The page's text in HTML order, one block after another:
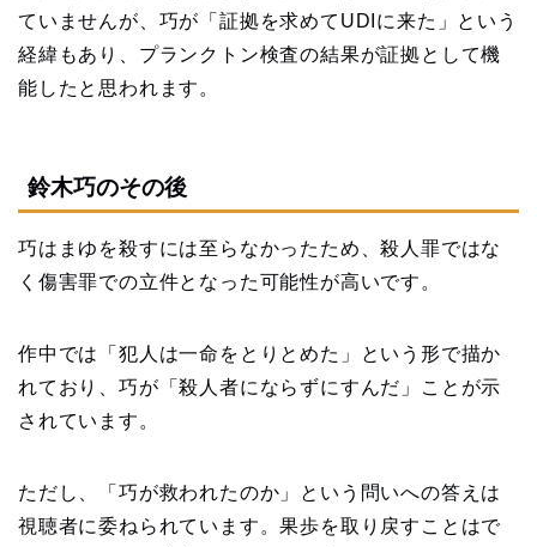
ていませんが、巧が「証拠を求めてUDIに来た」という
経緯もあり、プランクトン検査の結果が証拠として機
能したと思われます。
鈴木巧のその後
巧はまゆを殺すには至らなかったため、殺人罪ではな
く傷害罪での立件となった可能性が高いです。
作中では「犯人は一命をとりとめた」という形で描か
れており、巧が「殺人者にならずにすんだ」ことが示
されています。
ただし、「巧が救われたのか」という問いへの答えは
視聴者に委ねられています。果歩を取り戻すことはで